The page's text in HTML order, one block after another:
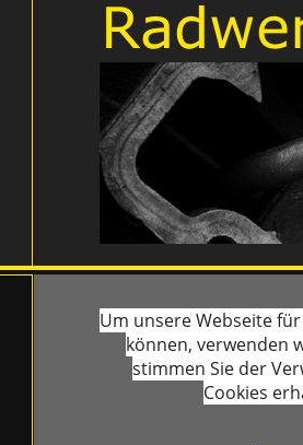
Um unsere Webseite
können, verwenden
stimmen Sie der
Cookies